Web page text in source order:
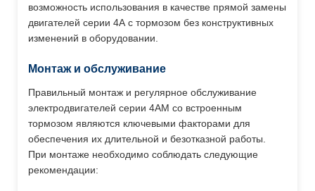
возможность использования в качестве прямой замены
двигателей серии 4А с тормозом без конструктивных
изменений в оборудовании.
Монтаж и обслуживание
Правильный монтаж и регулярное обслуживание
электродвигателей серии 4АМ со встроенным
тормозом являются ключевыми факторами для
обеспечения их длительной и безотказной работы.
При монтаже необходимо соблюдать следующие
рекомендации: